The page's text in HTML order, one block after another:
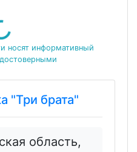
носят информативный
"Три брата"
область,